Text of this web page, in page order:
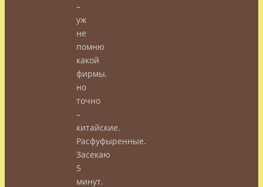
–
уж
не
помню
какой
фирмы,
но
точно
–
китайские.
Расфуфыренные.
Засекаю
5
минут.